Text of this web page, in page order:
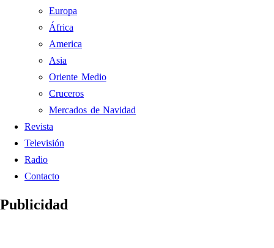
Europa
África
America
Asia
Oriente Medio
Cruceros
Mercados de Navidad
Revista
Televisión
Radio
Contacto
Publicidad